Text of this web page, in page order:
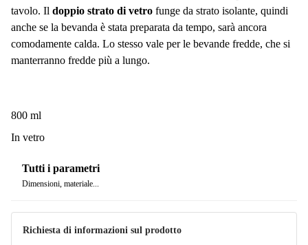
tavolo. Il doppio strato di vetro funge da strato isolante, quindi
anche se la bevanda è stata preparata da tempo, sarà ancora
comodamente calda. Lo stesso vale per le bevande fredde, che si
manterranno fredde più a lungo.
800 ml
In vetro
Tutti i parametri
Dimensioni, materiale...
Richiesta di informazioni sul prodotto